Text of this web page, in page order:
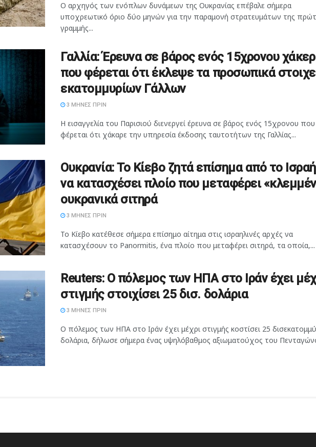
Ο αρχηγός των ενόπλων δυνάμεων της Ουκρανίας επέβαλε σήμερα
υποχρεωτικό όριο δύο μηνών για την παραμονή στρατευμάτων της
γραμμής...
Γαλλία: Έρευνα σε βάρος ενός 15χρονου χάκερ
που φέρεται ότι έκλεψε τα προσωπικά
εκατομμυρίων Γάλλων
3 ΜΉΝΕΣ ΠΡΙΝ
Η εισαγγελία του Παρισιού διενεργεί έρευνα σε βάρος ενός 15χρονου που
φέρεται ότι χάκαρε την υπηρεσία έκδοσης ταυτοτήτων της Γαλλίας...
Ουκρανία: Το Κίεβο ζητά επίσημα από το
να κατασχέσει πλοίο που μεταφέρει
ουκρανικά σιτηρά
3 ΜΉΝΕΣ ΠΡΙΝ
Το Κίεβο κατέθεσε σήμερα επίσημο αίτημα στις ισραηλινές αρχές να
κατασχέσουν το Panormitis, ένα πλοίο που μεταφέρει σιτηρά, τα οποία,...
Reuters: Ο πόλεμος των ΗΠΑ στο Ιράν έχει
στιγμής στοιχίσει 25 δισ. δολάρια
3 ΜΉΝΕΣ ΠΡΙΝ
Ο πόλεμος των ΗΠΑ στο Ιράν έχει μέχρι στιγμής κοστίσει 25
δολάρια, δήλωσε σήμερα ένας υψηλόβαθμος αξιωματούχος του